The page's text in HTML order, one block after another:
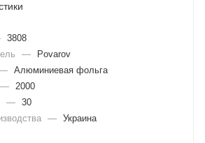
3808
—
Povarov
Алюминиевая фольга
—
2000
— 30
— Украина